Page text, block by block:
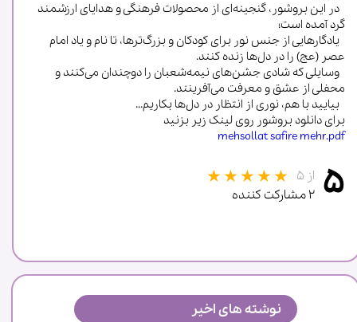
در این بروشور، گنجینه‌ای از محصولات فرهنگی و هدایای ارزشمند
گرد آمده است؛
یادگارهایی از جنس نور برای کودکان و بزرگ‌ترها، تا نام و یاد امام
عصر (عج) را در دل‌ها زنده کنند.
وسایلی که شادی جشن‌های نیمه‌شعبان را دوچندان می‌کنند و
محفلی از عشق و معرفت می‌آفرینند.
بیایید با هم، نوری از انتظار در دل‌ها بکاریم...
برای دانلود بروشور روی لینک زیر بزنید
mehsollat safire mehr.pdf
۵ از ۵
۲ مشارکت کننده
نوشته های اخیر